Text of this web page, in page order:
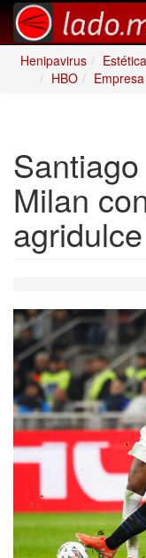
Henipavirus
Estética
HBO
Empresa
Milan
agridulce